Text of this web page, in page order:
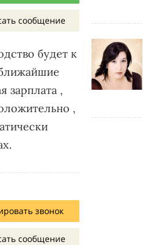
сообщение
будет к
зарплата ,
,
звонок
сообщение